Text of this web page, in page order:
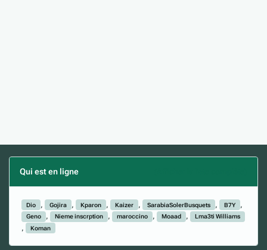
Qui est en ligne
Dio Gojira Kparon Kaizer SarabiaSolerBusquets
B7Y
Geno
Nieme inscrption maroccino Moaad
Lma3ti Williams
Koman